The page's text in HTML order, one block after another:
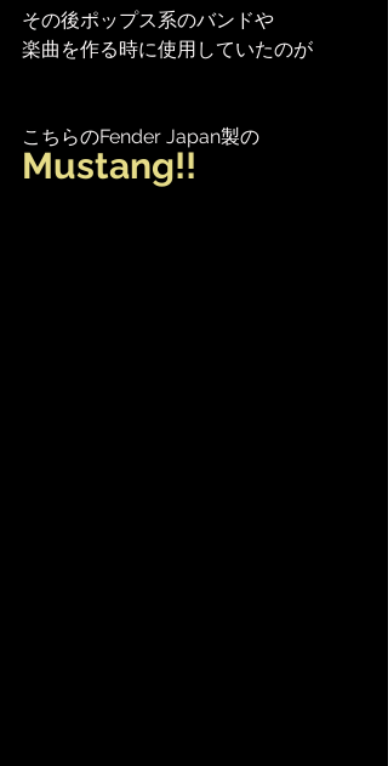
その後ポップス系のバンドや
楽曲を作る時に使用していたのが
こちらのFender Japan製の
Mustang!!